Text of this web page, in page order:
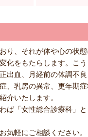
り、それが体や心の状
化をもたらします。こ
出血、月経前の体調不
、乳房の異常、更年期
介いたします。
ば「女性総合診療科」
気軽にご相談ください。